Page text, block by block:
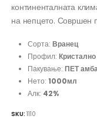
континенталната
на непцето. Совршен
Сорта: Вранец
Профил:
Пакување: ПЕТ
Нето: 1000мл
Алк: 42%
SKU:1110